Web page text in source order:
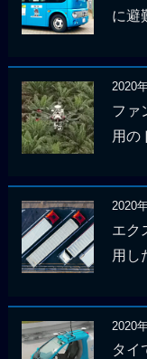
に避
2020
ファ
用の
2020
エク
用し
2020
タイ